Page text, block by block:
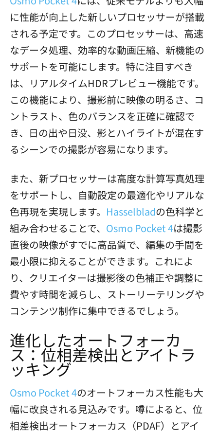
に性能が向上した新しいプロセッサーが搭載
される予定です。このプロセッサーは、高速
なデータ処理、効率的な動画圧縮、新機能の
サポートを可能にします。特に注目すべき
は、リアルタイムHDRプレビュー機能です。
この機能により、撮影前に映像の明るさ、コ
ントラスト、色のバランスを正確に確認で
き、日の出や日没、影とハイライトが混在す
るシーンでの撮影が容易になります。
また、新プロセッサーは高度な計算写真処理
をサポートし、自動設定の最適化やリアルな
色再現を実現します。 Hasselbladの色科学と
組み合わせることで、 Osmo Pocket 4は撮影
直後の映像がすでに高品質で、編集の手間を
最小限に抑えることができます。これによ
り、クリエイターは撮影後の色補正や調整に
費やす時間を減らし、ストーリーテリングや
コンテンツ制作に集中できるでしょう。
進化したオートフォーカ
ス：位相差検出とアイトラ
ッキング
Osmo Pocket 4のオートフォーカス性能も大
幅に改良される見込みです。噂によると、位
相差検出オートフォーカス（PDAF）とアイ